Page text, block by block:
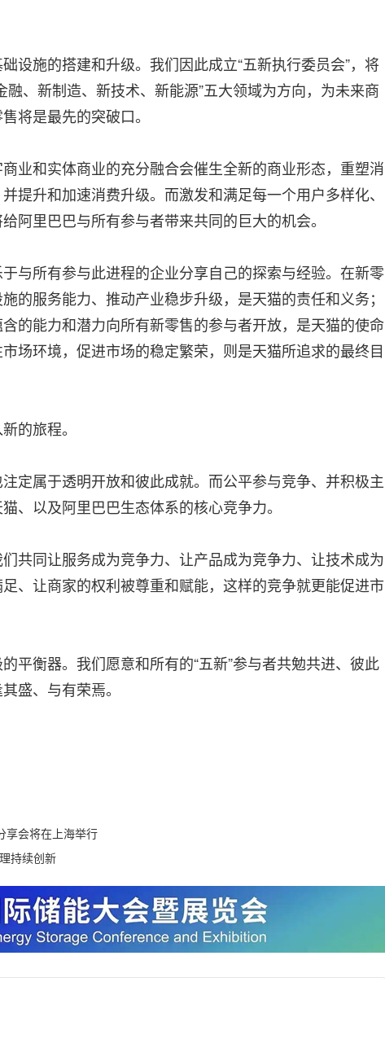
设施的搭建和升级。我们因此成立“五新执行委员会”，将
、新制造、新技术、新能源”五大领域为方向，为未来商
将是最先的突破口。
业和实体商业的充分融合会催生全新的商业形态，重塑消
提升和加速消费升级。而激发和满足每一个用户多样化、
阿里巴巴与所有参与者带来共同的巨大的机会。
与所有参与此进程的企业分享自己的探索与经验。在新零
的服务能力、推动产业稳步升级，是天猫的责任和义务；
的能力和潜力向所有新零售的参与者开放，是天猫的使命
场环境，促进市场的稳定繁荣，则是天猫所追求的最终目
的旅程。
定属于透明开放和彼此成就。而公平参与竞争、并积极主
、以及阿里巴巴生态体系的核心竞争力。
共同让服务成为竞争力、让产品成为竞争力、让技术成为
、让商家的权利被尊重和赋能，这样的竞争就更能促进市
平衡器。我们愿意和所有的“五新”参与者共勉共进、彼此
盛、与有荣焉。
享会将在上海举行
持续创新